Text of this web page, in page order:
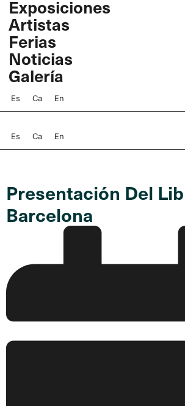
contenido
Exposiciones
Artistas
Ferias
Noticias
Galería
Es Ca En
Es Ca En
Presentación Del
Barcelona